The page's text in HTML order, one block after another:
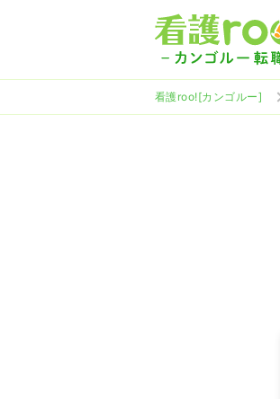
看護roo![カンゴルー]